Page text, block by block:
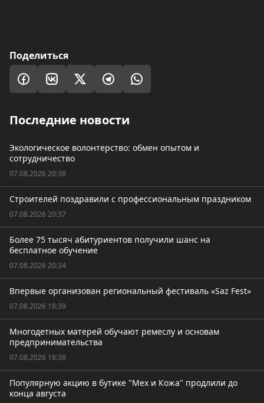
Поделиться
Последние новости
Экологическое волонтерство: обмен опытом и
сотрудничество
07.08.2026 20:38
Строителей поздравили с профессиональным праздником
07.08.2026 20:37
Более 75 тысяч абитуриентов получили шанс на
бесплатное обучение
07.08.2026 20:34
Впервые организован региональный фестиваль «Saz Fest»
07.08.2026 18:39
Многодетных матерей обучают ремеслу и основам
предпринимательства
07.08.2026 18:38
Популярную акцию в бутике "Мех и Кожа" продлили до
конца августа